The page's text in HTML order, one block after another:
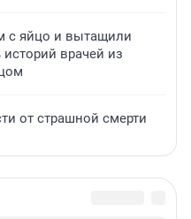
с яйцо и вытащили
врачей из
от страшной смерти